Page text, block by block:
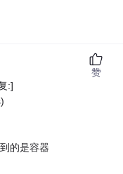
:]
的是容器
赞